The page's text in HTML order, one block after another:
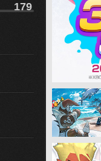
179